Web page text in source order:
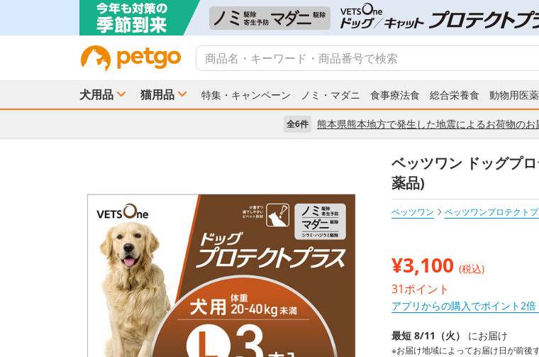
犬用品 猫用品 特集・キャンペーン ノミ・マダニ 食事療法食 総合栄養食 動物用医
全6件 熊本県熊本地方で発生した地震によるお荷物のお
ベッツワン ドッグプ
薬品)
ベッツワン
ベッツワンプロテクト
¥3,100 (税込)
31ポイント
アプリからの購入でポイント2倍
最短 8/11（火） にお届け
※お届け地域によってお届け日が前後